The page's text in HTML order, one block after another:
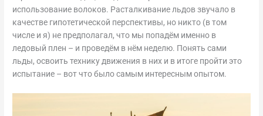
использование волоков. Расталкивание льдов звучало в
качестве гипотетической перспективы, но никто (в том
числе и я) не предполагал, что мы попадём именно в
ледовый плен – и проведём в нём неделю. Понять сами
льды, освоить технику движения в них и в итоге пройти это
испытание – вот что было самым интересным опытом.